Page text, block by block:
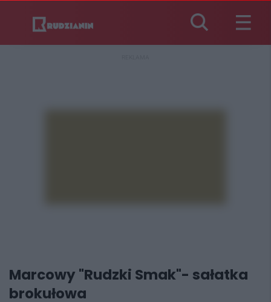
Marcowy "Rudzki Smak"- sałatka
brokułowa